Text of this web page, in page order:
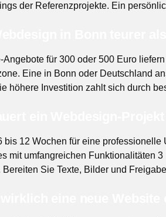
der Referenzprojekte. Ein
Angebote für 300 oder 500 Euro
Eine in Bonn oder Deutschland
höhere Investition zahlt sich durch
bis 12 Wochen für eine
mit umfangreichen Funktionalitäten
Bereiten Sie Texte, Bilder und